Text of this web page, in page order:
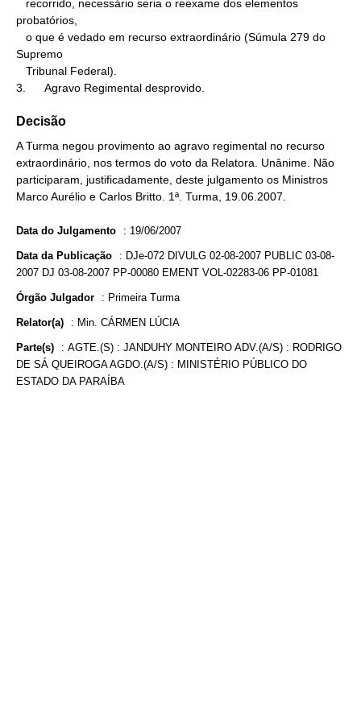
probatórios,
Supremo
3.      Agravo Regimental desprovido.
Decisão
A Turma negou provimento ao agravo regimental no recurso
extraordinário, nos termos do voto da Relatora. Unânime. Não
participaram, justificadamente, deste julgamento os Ministros
Marco Aurélio e Carlos Britto. 1ª. Turma, 19.06.2007.
Data do Julgamento : 19/06/2007
Data da Publicação : DJe-072 DIVULG 02-08-2007 PUBLIC 03-08-
2007 DJ 03-08-2007 PP-00080 EMENT VOL-02283-06 PP-01081
Órgão Julgador : Primeira Turma
Relator(a) : Min. CÁRMEN LÚCIA
Parte(s) : AGTE.(S) : JANDUHY MONTEIRO ADV.(A/S) : RODRIGO
DE SÁ QUEIROGA AGDO.(A/S) : MINISTÉRIO PÚBLICO DO
ESTADO DA PARAÍBA